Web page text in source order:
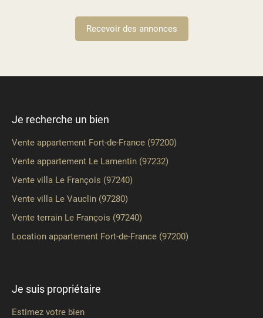
Recevoir des annonces
Je recherche un bien
Vente appartement Fort-de-France (97200)
Vente appartement Le Lamentin (97232)
Vente villa Le François (97240)
Vente villa Le Vauclin (97280)
Vente terrain Le François (97240)
Location appartement Fort-de-France (97200)
Je suis propriétaire
Estimez votre bien